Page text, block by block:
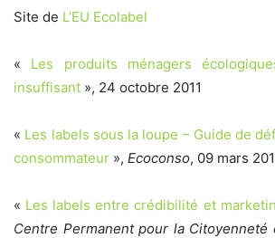
Site de L’EU Ecolabel
« Les produits ménagers
insuffisant », 24 octobre 2011
« Les labels sous la loupe – Guide de
consommateur », Ecoconso, 09 mars
« Les labels entre crédibilité et
Centre Permanent pour la Citoyenneté